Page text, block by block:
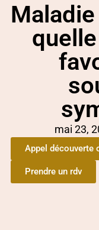
mai 23,
Appel découverte
Prendre un rdv